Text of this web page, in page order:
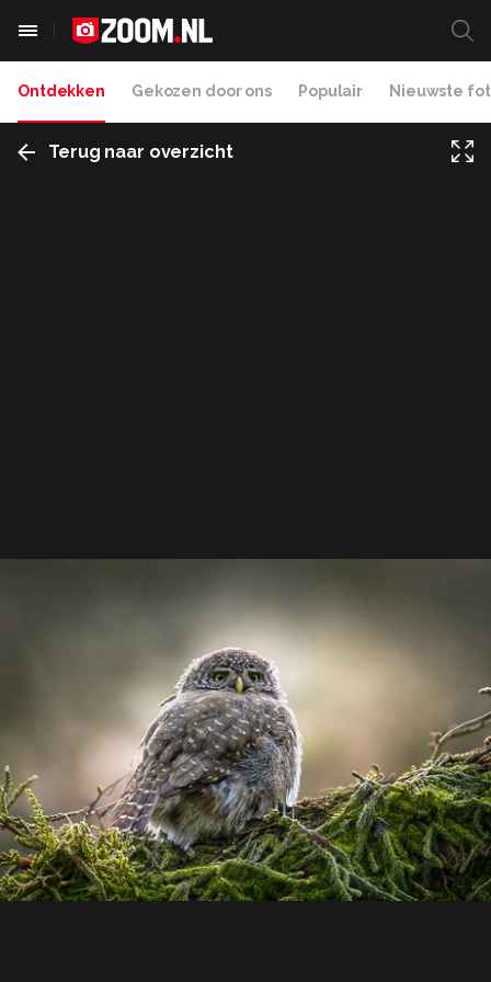
Ontdekken Gekozen door ons Populair Nieuwste
Terug naar overzicht